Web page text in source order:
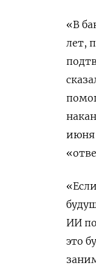
«В
лет,
июня
ИИ
это